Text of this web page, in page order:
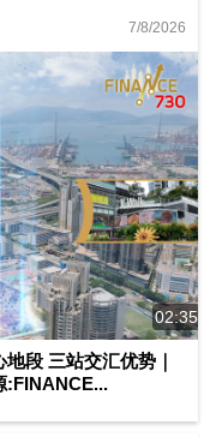
7/8/2026
02:35
段 三站交汇优势｜
:FINANCE...